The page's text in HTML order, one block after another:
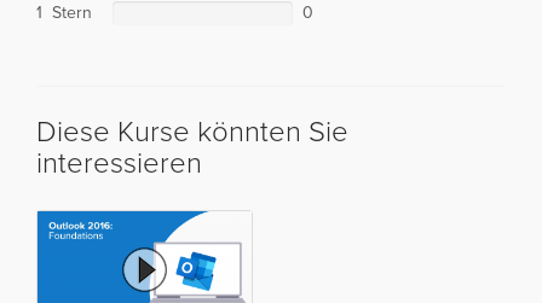
1 Stern
0
Diese Kurse könnten Sie
interessieren